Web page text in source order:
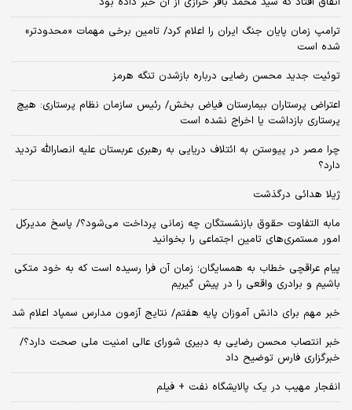
ترامپ زمان پایان جنگ ایران را اعلام کرد/ تامین برخی مهمات «محدودتر»
شده است
توئیت جدید محسن رضایی درباره بازشدن تنگه هرمز
اعتراض پرستاران بیمارستان فیاض بخش/ رئیس سازمان نظام پرستاری: هیچ
پرستاری بازداشت یا اخراج نشده است
چرا مصر در پیوستن به ائتلاف دریایی به رهبری عربستان علیه انصارالله تردید
دارد؟
ژیلا هدائی درگذشت
مابه التفاوت حقوق بازنشستگان چه زمانی پرداخت می‌شود؟/ پاسخ مدیرکل
امور مستمری‌های تامین اجتماعی را بخوانید
پیام عراقچی خطاب به همسایگان؛ زمان آن فرا رسیده است که به خود متکی
باشیم و برادری واقعی را در پیش گیریم
خبر مهم برای دانش آموزان پایه هفتم/ نتایج آزمون مدارس سمپاد اعلام شد
خبر انتصاب محسن رضایی به دبیری شورای عالی امنیت ملی صحت دارد؟/
خبرگزاری فارس توضیح داد
انفجار مهیب در یک پالایشگاه نفت + فیلم